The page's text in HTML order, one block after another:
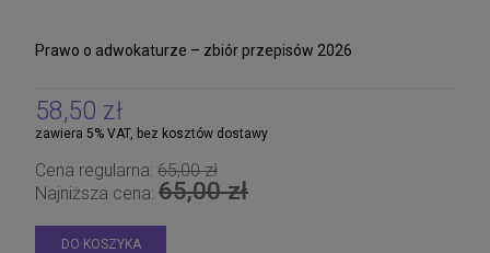
Prawo o adwokaturze – zbiór przepisów 2026
58,50 zł
zawiera 5% VAT, bez kosztów dostawy
Cena regularna: 65,00 zł
Najniższa cena: 65,00 zł
DO KOSZYKA